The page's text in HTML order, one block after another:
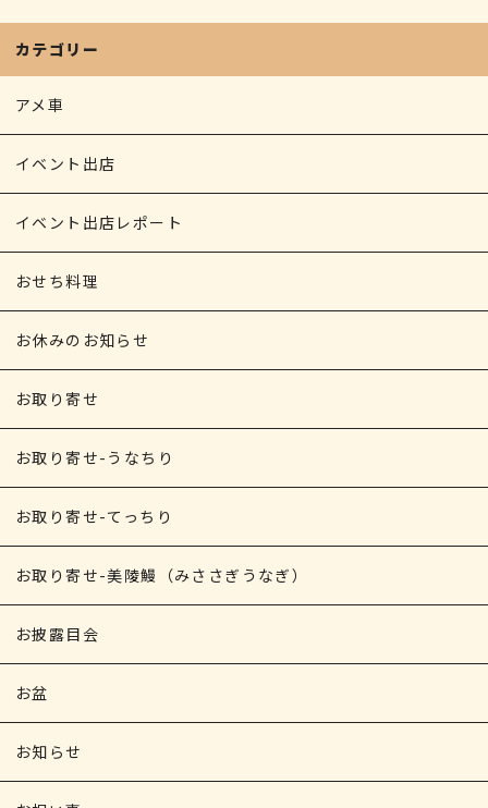
r
カテゴリー
アメ車
イベント出店
イベント出店レポート
おせち料理
お休みのお知らせ
お取り寄せ
お取り寄せ-うなちり
お取り寄せ-てっちり
お取り寄せ-美陵鰻（みささぎうなぎ）
お披露目会
お盆
お知らせ